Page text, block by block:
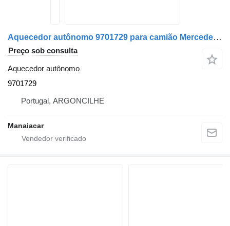
Aquecedor autônomo 9701729 para camião Mercedes-Benz
Preço sob consulta
Aquecedor autônomo
9701729
Portugal, ARGONCILHE
Manaiacar